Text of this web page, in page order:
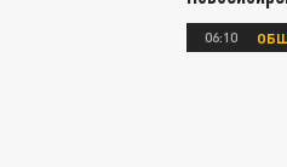
06:10